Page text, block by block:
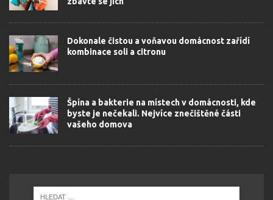
Dokonale čistou a voňavou domácnost zařídí
kombinace soli a citronu
Špína a bakterie na místech v domácnosti, kde
byste je nečekali. Nejvíce znečištěné části
vašeho domova